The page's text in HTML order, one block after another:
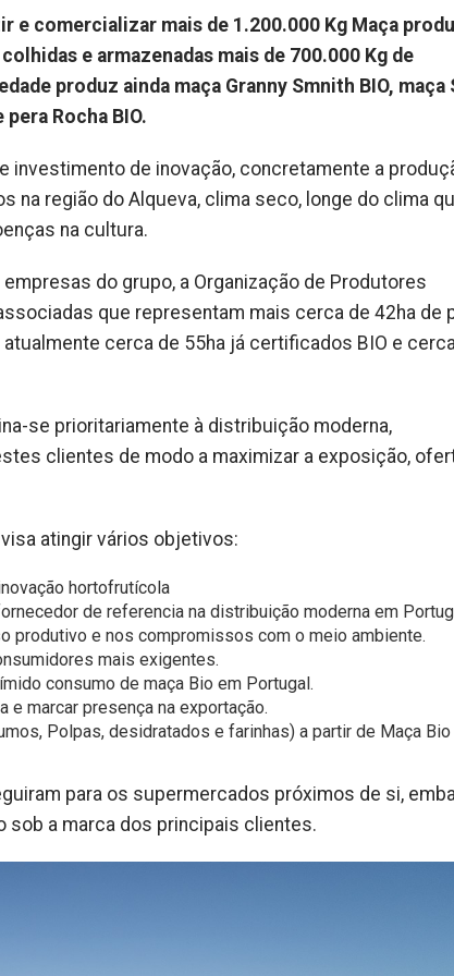
e comercializar mais de 1.200.000 Kg Maça
e armazenadas mais de 700.000 Kg de
produz ainda maça Granny Smnith BIO, maça
Rocha BIO.
de inovação, concretamente a
na região do Alqueva, clima seco, longe do clima
na cultura.
do grupo, a Organização de Produtores
que representam mais cerca de 42ha de
cerca de 55ha já certificados BIO e
se prioritariamente à distribuição moderna,
clientes de modo a maximizar a exposição,
atingir vários objetivos:
hortofrutícola
de referencia na distribuição moderna em
produtivo e nos compromissos com o meio ambiente.
mais exigentes.
consumo de maça Bio em Portugal.
marcar presença na exportação.
Polpas, desidratados e farinhas) a partir de Maça Bio
para os supermercados próximos de si,
sob a marca dos principais clientes.